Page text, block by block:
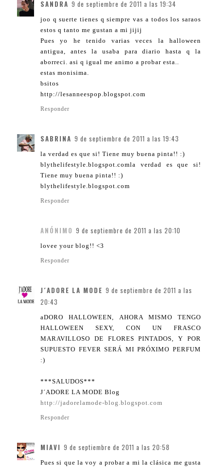
SANDRA 9 de septiembre de 2011 a las 19:34
joo q suerte tienes q siempre vas a todos los saraos
estos q tanto me gustan a mi jijij
Pues yo he tenido varias veces la halloween
antigua, antes la usaba para diario hasta q la
aborreci. asi q igual me animo a probar esta..
estas monisima.
bsitos
http://lesanneespop.blogspot.com
Responder
SABRINA 9 de septiembre de 2011 a las 19:43
la verdad es que si! Tiene muy buena pinta!! :)
blythelifestyle.blogspot.comla verdad es que si!
Tiene muy buena pinta!! :)
blythelifestyle.blogspot.com
Responder
ANÓNIMO 9 de septiembre de 2011 a las 20:10
lovee your blog!! <3
Responder
J´ADORE LA MODE 9 de septiembre de 2011 a las
20:43
aDORO HALLOWEEN, AHORA MISMO TENGO
HALLOWEEN SEXY, CON UN FRASCO
MARAVILLOSO DE FLORES PINTADOS, Y POR
SUPUESTO FEVER SERÁ MI PRÓXIMO PERFUM
:)
***SALUDOS***
J´ADORE LA MODE Blog
http://jadorelamode-blog.blogspot.com
Responder
MIAVI 9 de septiembre de 2011 a las 20:58
Pues si que la voy a probar a mi la clásica me gusta